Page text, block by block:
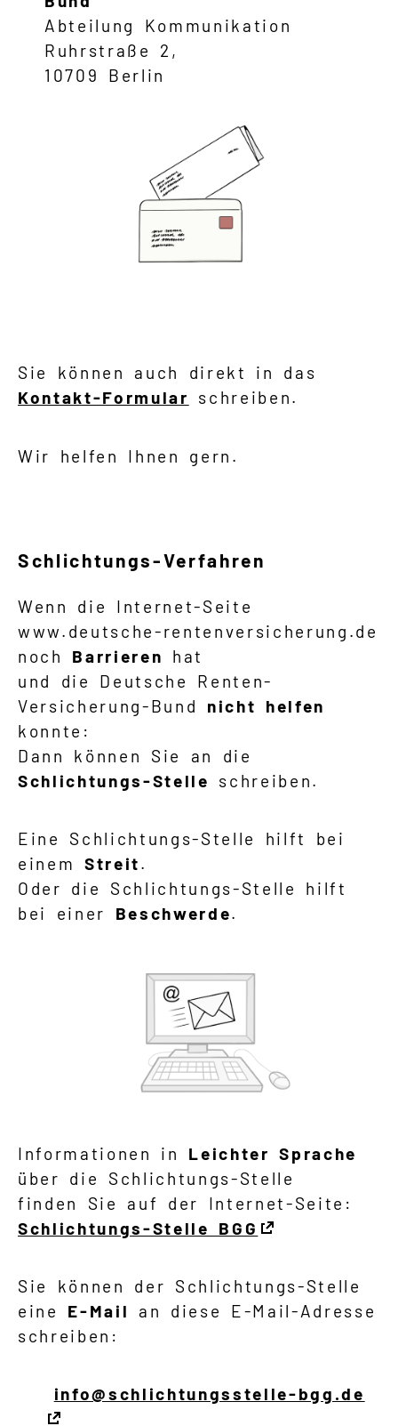
Abteilung Kommunikation
Ruhrstraße 2,
10709 Berlin
Sie können auch direkt in das
Kontakt-Formular
schreiben.
Wir helfen Ihnen gern.
Schlichtungs-Verfahren
Wenn die Internet-Seite
www.deutsche-rentenversicherung.de
noch Barrieren
hat
und die Deutsche Renten-
Versicherung-Bund nicht helfen
konnte:
Dann können Sie an die
Schlichtungs-Stelle
schreiben.
Eine Schlichtungs-Stelle hilft bei
einem Streit.
Oder die Schlichtungs-Stelle hilft
bei einer Beschwerde.
Informationen in Leichter Sprache
über die Schlichtungs-Stelle
finden Sie auf der Internet-Seite:
Schlich­tungs-Stel­le BGG
Sie können der Schlichtungs-Stelle
eine E-Mail
an diese E-Mail-Adresse
schreiben:
info@schlichtungsstelle-bgg.de